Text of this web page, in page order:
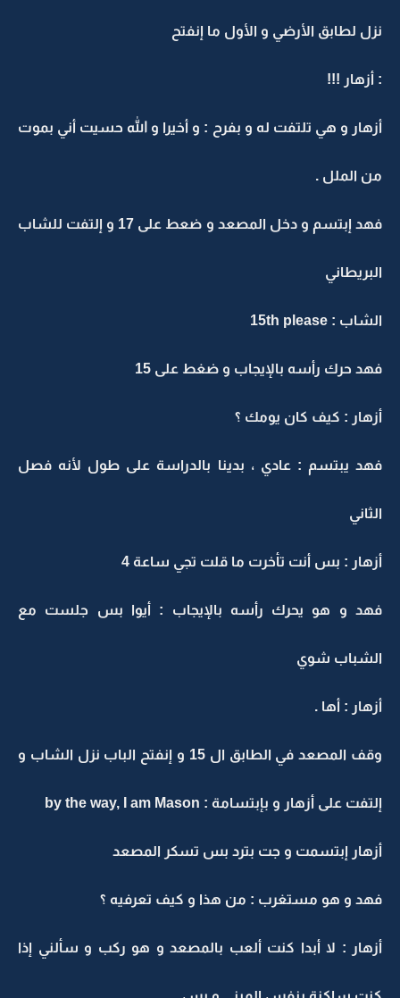
نزل لطابق الأرضي و الأول ما إنفتح
: أزهار !!!
أزهار و هي تلتفت له و بفرح : و أخيرا و الله حسيت أني بموت
من الملل .
فهد إبتسم و دخل المصعد و ضعط على 17 و إلتفت للشاب
البريطاني
الشاب : 15th please
فهد حرك رأسه بالإيجاب و ضغط على 15
أزهار : كيف كان يومك ؟
فهد يبتسم : عادي ، بدينا بالدراسة على طول لأنه فصل
الثاني
أزهار : بس أنت تأخرت ما قلت تجي ساعة 4
فهد و هو يحرك رأسه بالإيجاب : أيوا بس جلست مع
الشباب شوي
أزهار : أها .
وقف المصعد في الطابق ال 15 و إنفتح الباب نزل الشاب و
إلتفت على أزهار و بإبتسامة : by the way, I am Mason
أزهار إبتسمت و جت بترد بس تسكر المصعد
فهد و هو مستغرب : من هذا و كيف تعرفيه ؟
أزهار : لا أبدا كنت ألعب بالمصعد و هو ركب و سألني إذا